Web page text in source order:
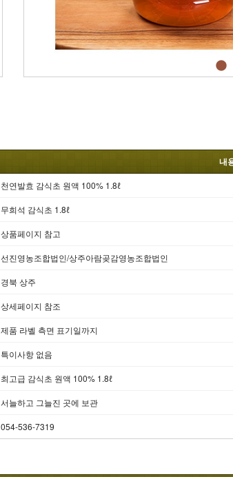
내
천연발효 감식초 원액 100% 1.8ℓ
무희석 감식초 1.8ℓ
상품페이지 참고
선진영농조합법인/상주아람곶감영농조합법인
경북 상주
상세페이지 참조
제품 라벨 측면 표기일까지
특이사항 없음
최고급 감식초 원액 100% 1.8ℓ
서늘하고 그늘진 곳에 보관
054-536-7319